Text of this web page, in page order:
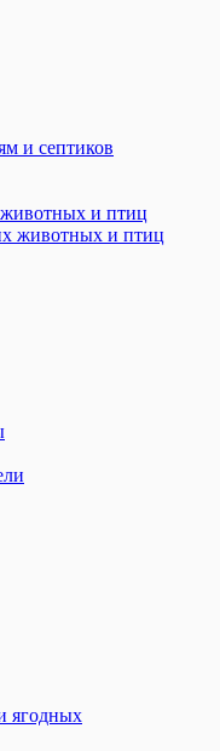
и септиков
и птиц
животных и птиц
ягодных